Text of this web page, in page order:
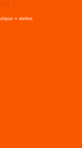
» sixties